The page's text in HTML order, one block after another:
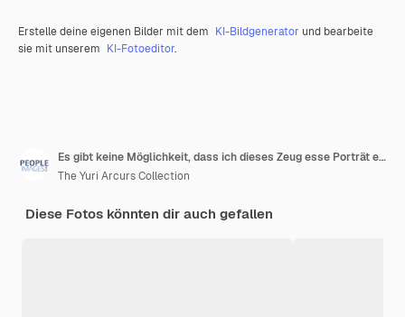
Erstelle deine eigenen Bilder mit dem KI-Bildgenerator und bearbeite
sie mit unserem KI-Fotoeditor.
Es gibt keine Möglichkeit, dass ich dieses Zeug esse Porträt eines angewiderten kleinen Jungen, der sich weigert, sein Gemüse am Esstisch zu essen
The Yuri Arcurs Collection
Diese Fotos könnten dir auch gefallen